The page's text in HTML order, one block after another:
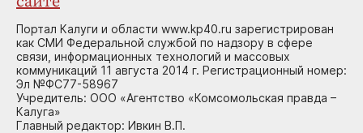
Портал Калуги и области www.kp40.ru зарегистрирован
как СМИ Федеральной службой по надзору в сфере
связи, информационных технологий и массовых
коммуникаций 11 августа 2014 г. Регистрационный номер:
Эл №ФС77-58967
Учредитель: ООО «Агентство «Комсомольская правда –
Калуга»
Главный редактор: Ивкин В.П.